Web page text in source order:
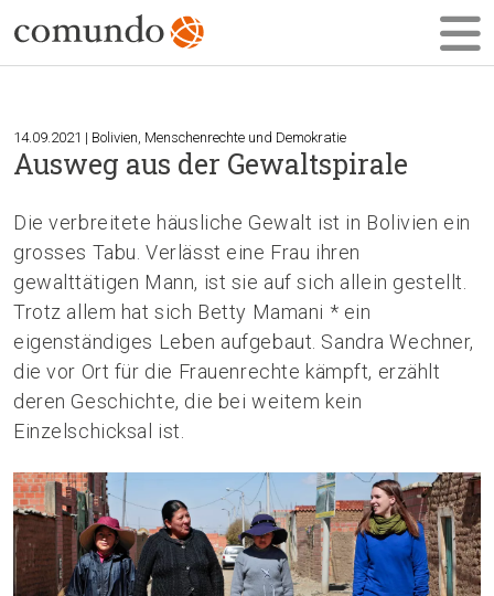
14.09.2021 | Bolivien, Menschenrechte und Demokratie
Ausweg aus der Gewaltspirale
Die verbreitete häusliche Gewalt ist in Bolivien ein
grosses Tabu. Verlässt eine Frau ihren
gewalttätigen Mann, ist sie auf sich allein gestellt.
Trotz allem hat sich Betty Mamani * ein
eigenständiges Leben aufgebaut. Sandra Wechner,
die vor Ort für die Frauenrechte kämpft, erzählt
deren Geschichte, die bei weitem kein
Einzelschicksal ist.